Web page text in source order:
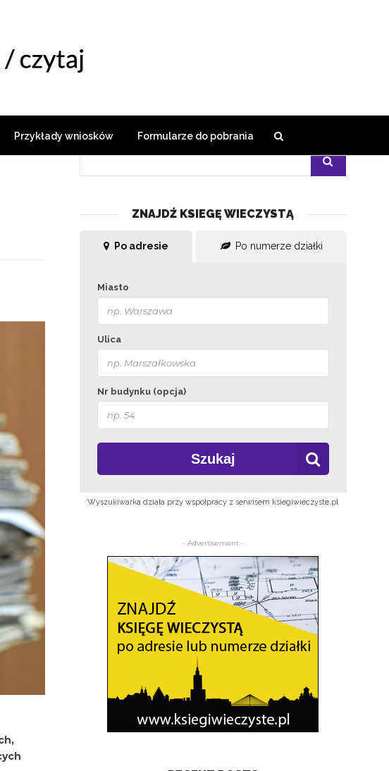
Przykłady wniosków Formularze do pobrania
SZUKAJ W SERWISIE
ZNAJDŹ KSIEGĘ WIECZYSTĄ
Po adresie Po numerze działki
Miasto
Ulica
Nr budynku (opcja)
Szukaj
Wyszukiwarka działa przy współpracy z serwisem ksiegiwieczyste.pl
- Advertisement -